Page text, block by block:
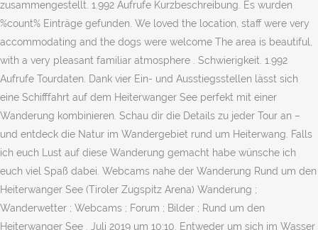
zusammengestellt. 1.992 Aufrufe Kurzbeschreibung. Es wurden
%count% Einträge gefunden. We loved the location, staff were very
accommodating and the dogs were welcome The area is beautiful,
with a very pleasant familiar atmosphere . Schwierigkeit. 1.992
Aufrufe Tourdaten. Dank vier Ein- und Ausstiegsstellen lässt sich
eine Schifffahrt auf dem Heiterwanger See perfekt mit einer
Wanderung kombinieren. Schau dir die Details zu jeder Tour an –
und entdeck die Natur im Wandergebiet rund um Heiterwang. Falls
ich euch Lust auf diese Wanderung gemacht habe wünsche ich
euch viel Spaß dabei. Webcams nahe der Wanderung Rund um den
Heiterwanger See (Tiroler Zugspitz Arena) Wanderung ;
Wanderwetter ; Webcams ; Forum ; Bilder ; Rund um den
Heiterwanger See . Juli 2019 um 10:10. Entweder um sich im Wasser